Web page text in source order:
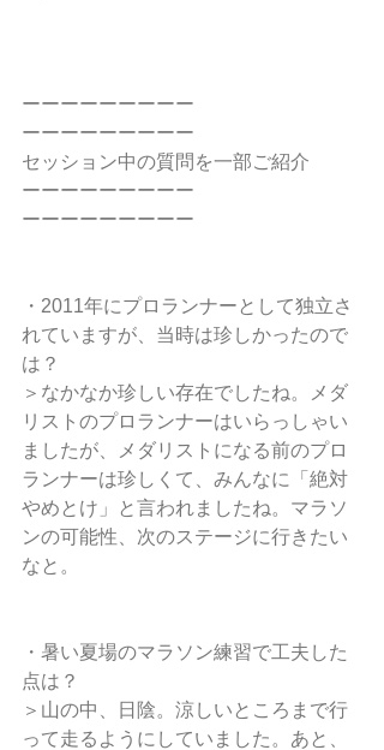
ーーーーーーーーー
ーーーーーーーーー
セッション中の質問を一部ご紹介
ーーーーーーーーー
ーーーーーーーーー
・2011年にプロランナーとして独立さ
れていますが、当時は珍しかったので
は？
＞なかなか珍しい存在でしたね。メダ
リストのプロランナーはいらっしゃい
ましたが、メダリストになる前のプロ
ランナーは珍しくて、みんなに「絶対
やめとけ」と言われましたね。マラソ
ンの可能性、次のステージに行きたい
なと。
・暑い夏場のマラソン練習で工夫した
点は？
＞山の中、日陰。涼しいところまで行
って走るようにしていました。あと、